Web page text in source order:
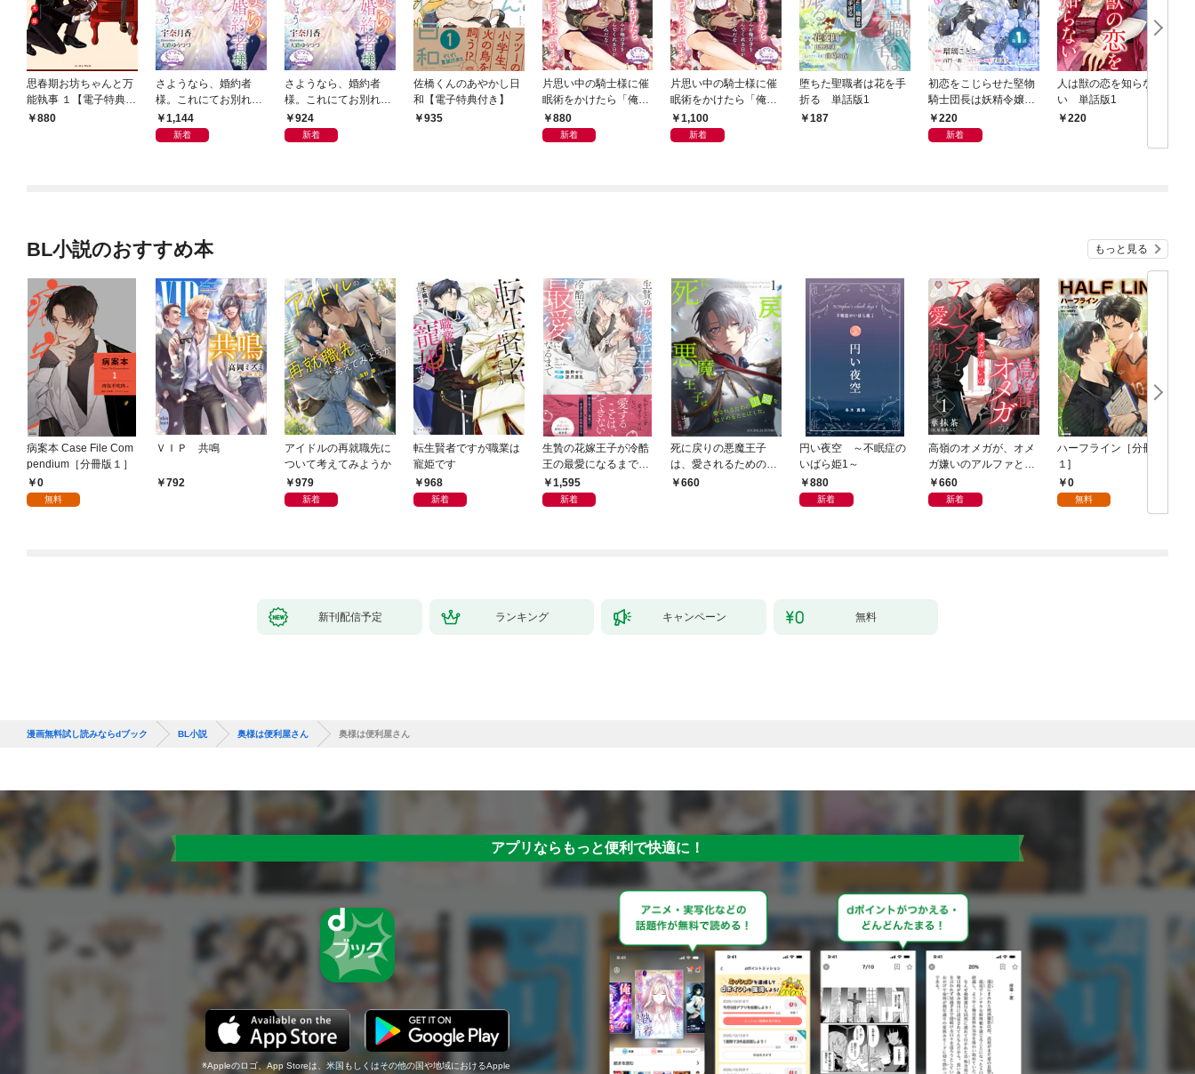
思春期お坊ちゃんと万
能執事 １【電子特典付
き】880
さようなら、婚約者
様。これにてお別れい
たしましょう【電子書
籍特装版】
1,144
新着
さようなら、婚約者
様。これにてお別れい
たしましょう
924
新着
佐橋くんのあやかし日
和【電子特典付き】
935
片思い中の騎士様に催
眠術をかけたら「俺の
最愛の人」と激重感情
をぶつけられています
880
新着
片思い中の騎士様に催
眠術をかけたら「俺の
最愛の人」と激重感情
をぶつけられています
1,100
新着
堕ちた聖職者は花を手
折る 単話版1
187
初恋をこじらせた堅物
騎士団長は妖精令嬢に
童貞を捧げたい 単話
版1
220
新着
人は獣の恋を知らな
い 単話版1
220
BL小説のおすすめ本 もっと見る
病案本 Case File Com
pendium［分冊版１］
0
無料
ＶＩＰ 共鳴
792
アイドルの再就職先に
ついて考えてみようか
979
新着
転生賢者ですが職業は
寵姫です
968
新着
生贄の花嫁王子が冷酷
王の最愛になるまで
【イラスト付き】【単
行本書き下ろしSS付
1,595
新着
死に戻りの悪魔王子
は、愛されるための実
験をはじめることにし
660
円い夜空 ～不眠症の
いばら姫1～
880
新着
高嶺のオメガが、オメ
ガ嫌いのアルファと愛
を知るまで1
660
新着
ハーフライン［分冊版
１]
0
無料
新刊配信予定 ランキング キャンペーン 無料
漫画無料試し読みならdブック BL小説 奥様は便利屋さん 奥様は便利屋さん
アプリならもっと便利で快適に！
Appleのロゴ、App Storeは、米国もしくはその他の国や地域におけるApple